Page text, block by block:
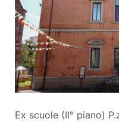
Ex scuole (II° piano)